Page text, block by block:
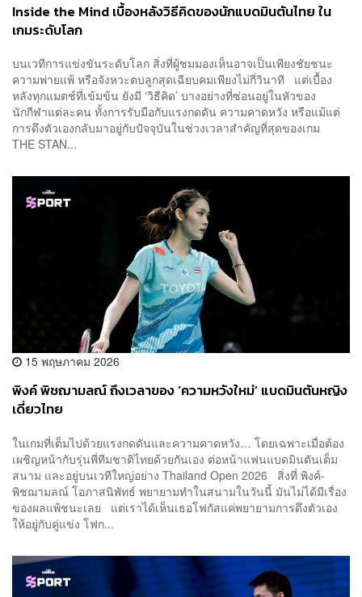
Inside the Mind เบื้องหลังวิธีคิดของนักแบดมินตันไทย ใน
เกมระดับโลก
บนเวทีการแข่งขันระดับโลก สิ่งที่ผู้ชมมองเห็นอาจเป็นเพียงชัยชนะ
ความพ่ายแพ้ หรือจังหวะตบลูกสุดเฉียบคมเพียงไม่กี่วินาที แต่เบื้อง
หลังทุกแมตช์ที่เข้มข้น ยังมี ‘วิธีคิด’ บางอย่างที่ซ่อนอยู่ในหัวของ
นักกีฬาแต่ละคน ทั้งการรับมือกับแรงกดดัน ความคาดหวัง หรือแม้แต่
การดึงตัวเองกลับมาอยู่กับปัจจุบันในช่วงเวลาสำคัญที่สุดของเกม
THE STAN...
15 พฤษภาคม 2026
พิงค์ พิชฌามลณ์ ถึงเวลาของ ‘ความหวังใหม่’ แบดมินตันหญิง
เดี่ยวไทย
ในเกมที่เต็มไปด้วยแรงกดดันและความคาดหวัง… โดยเฉพาะเมื่อต้อง
เผชิญหน้ากับรุ่นพี่ทีมชาติไทยด้วยกันเอง ต่อหน้าแฟนแบดมินตันเต็ม
สนาม และอยู่บนเวทีใหญ่อย่าง Thailand Open 2026 สิ่งที่ พิงค์-
พิชฌามลณ์ โอภาสนิพัทธ์ พยายามทำในสนามในวันนี้ มันไม่ได้มีเรื่อง
ของผลแพ้ชนะเลย แต่เราได้เห็นเธอโฟกัสแค่พยายามการดึงตัวเอง
ให้อยู่กับคู่แข่ง โฟก...